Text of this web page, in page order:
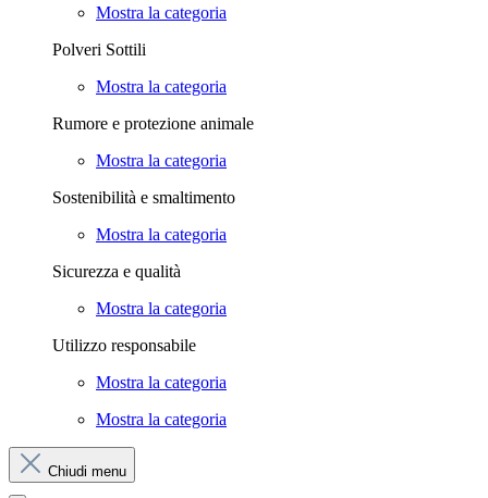
Mostra la categoria
Polveri Sottili
Mostra la categoria
Rumore e protezione animale
Mostra la categoria
Sostenibilità e smaltimento
Mostra la categoria
Sicurezza e qualità
Mostra la categoria
Utilizzo responsabile
Mostra la categoria
Mostra la categoria
Chiudi menu